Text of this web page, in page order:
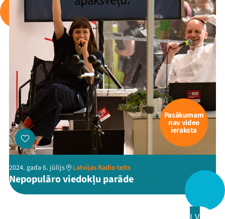
Mana programma
Festivāls
Programma
Arhīvs
Viņi bija LAMPĀ 2026
Jaunumi
Ziedo
Veikals
Pasākumam
nav video
ieraksta
2024. gada 6. jūlijs Latvijas Radio telts
Nepopulāro viedokļu parāde